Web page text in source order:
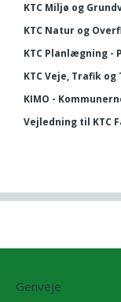
KTC Miljø og
KTC Natur og
KTC Planlægning -
KTC Veje, Trafik
KIMO -
Vejledning til KTC
Genveje